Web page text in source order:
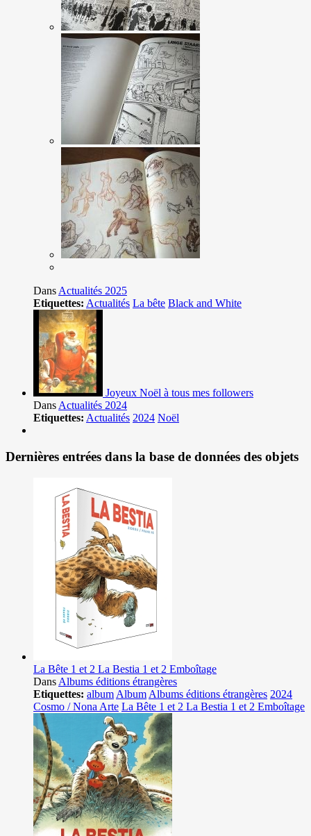
Dans Actualités 2025
Etiquettes: Actualités La bête Black and White
Joyeux Noël à tous mes followers
Dans Actualités 2024
Etiquettes: Actualités 2024 Noël
Dernières entrées dans la base de données des objets
La Bête 1 et 2 La Bestia 1 et 2 Emboîtage
Dans Albums éditions étrangères
Etiquettes: album Album Albums éditions étrangères 2024
Cosmo / Nona Arte La Bête 1 et 2 La Bestia 1 et 2 Emboîtage